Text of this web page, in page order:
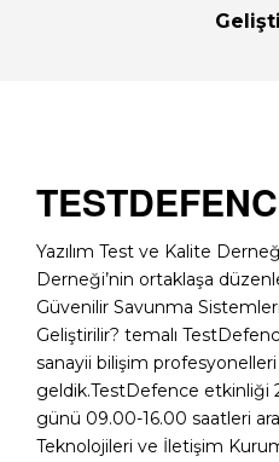
Yazılım Test ve Kalite
Derneği’nin ortaklaşa
Güvenilir Savunma Sistemleri
Geliştirilir? temalı
sanayii bilişim profesyonelleri
geldik.TestDefence etkinliği
günü 09.00-16.00 saatleri
Teknolojileri ve İletişim